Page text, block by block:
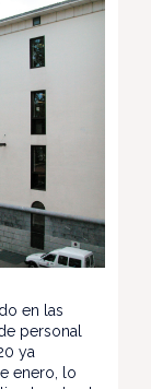
en las
personal
ya
enero, lo